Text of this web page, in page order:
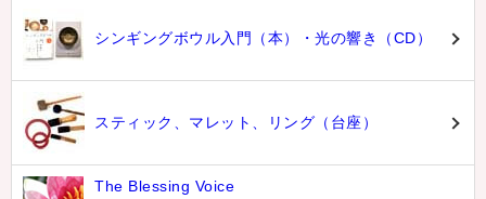
シンギングボウル入門（本）・光の響き（CD）
スティック、マレット、リング（台座）
The Blessing Voice